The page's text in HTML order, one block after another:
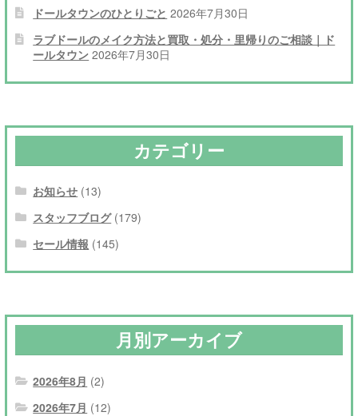
ドールタウンのひとりごと 2026年7月30日
ラブドールのメイク方法と買取・処分・里帰りのご相談｜ド
ールタウン 2026年7月30日
カテゴリー
お知らせ (13)
スタッフブログ(179)
セール情報 (145)
月別アーカイブ
2026年8月 (2)
2026年7月 (12)